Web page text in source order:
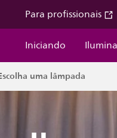
Para profissionais
Iniciando
uma lâmpada